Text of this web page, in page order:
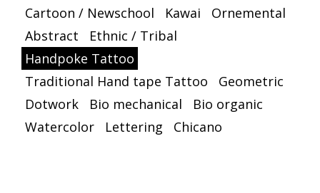
Cartoon / Newschool
Kawai
Ornemental
Abstract
Ethnic / Tribal
Handpoke Tattoo
Traditional Hand tape Tattoo
Geometric
Dotwork
Bio mechanical
Bio organic
Watercolor
Lettering Chicano